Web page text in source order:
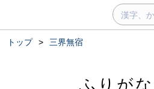
トップ > 三界無宿
ふりが